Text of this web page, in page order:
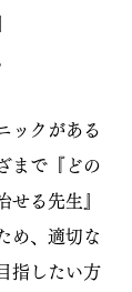
ックがある
まで『どの
せる先生』
め、適切な
指したい方